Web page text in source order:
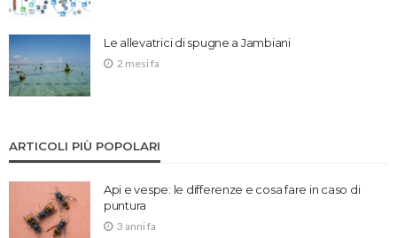
Le allevatrici di spugne a Jambiani
2 mesi fa
ARTICOLI PIÙ POPOLARI
Api e vespe: le differenze e cosa fare in caso di
puntura
3 anni fa